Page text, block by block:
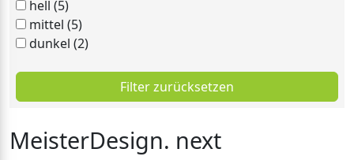
hell (5)
mittel (5)
dunkel (2)
Filter zurücksetzen
MeisterDesign. next